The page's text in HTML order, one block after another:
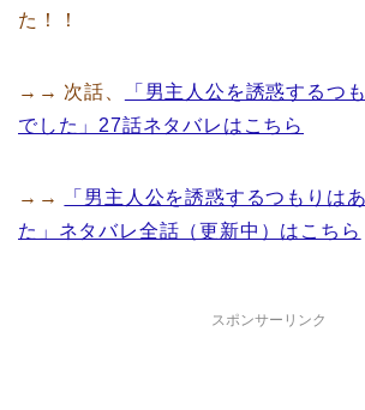
た！！
→→ 次話、
「男主人公を誘惑するつ
でした」27話ネタバレはこちら
→→
「男主人公を誘惑するつもりは
た」ネタバレ全話（更新中）はこちら
スポンサーリンク